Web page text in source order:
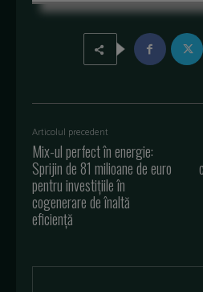
Articolul precedent
Mix-ul perfect în energie:
Sprijin de 81 milioane de euro
pentru investițiile în
cogenerare de înaltă
eficiență